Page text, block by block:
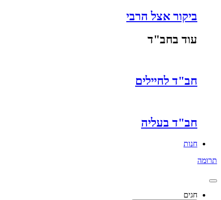
ביקור אצל הרבי
עוד בחב"ד
חב"ד לחיילים
חב"ד בעליה
חנות
תרומה
חגים